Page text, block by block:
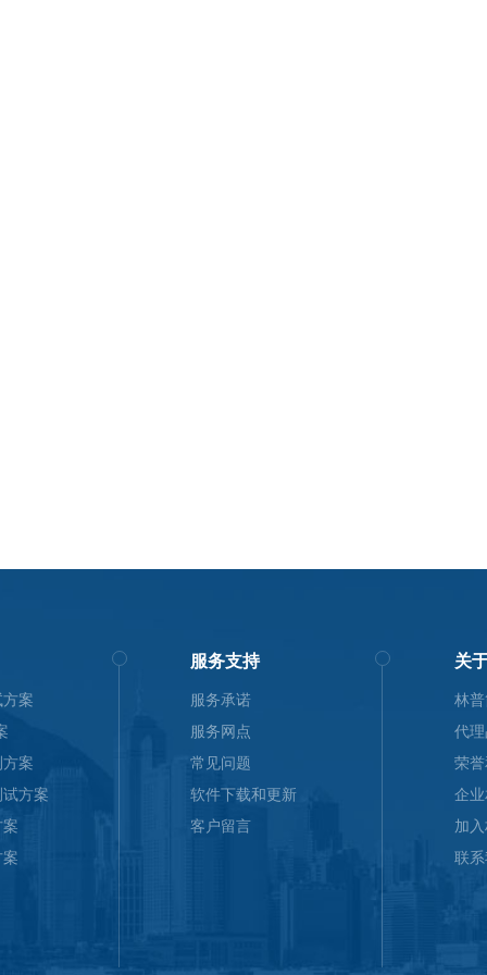
案
案
方案
服务支持
服务承诺
服务网点
常见问题
软件下载和更新
客户留言
关
林
代
荣
企
加
联